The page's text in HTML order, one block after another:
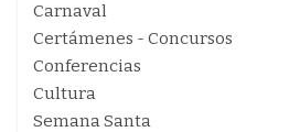
Carnaval
Certámenes - Concursos
Conferencias
Cultura
Semana Santa